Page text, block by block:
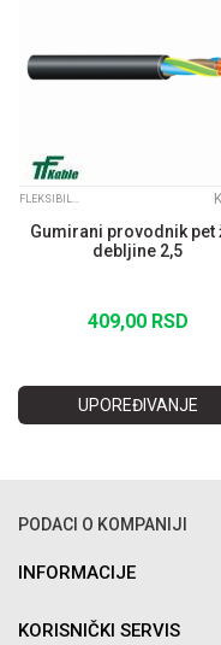
FLEKSIBILNI KABLOVI
Gumirani provodnik pet
debljine 2,5
409,00 RSD
UPOREĐIVANJE
PODACI O KOMPANIJI
Razo DOO
Bakarska br.5
INFORMACIJE
KORISNIČKI SERVIS